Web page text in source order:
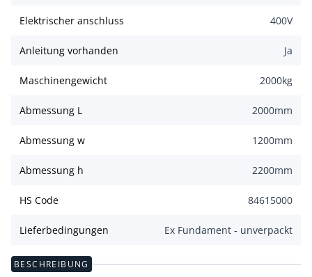
Elektrischer anschluss 400V
Anleitung vorhanden Ja
Maschinengewicht 2000kg
Abmessung L 2000mm
Abmessung w 1200mm
Abmessung h 2200mm
HS Code 84615000
Lieferbedingungen Ex Fundament - unverpackt
BESCHREIBUNG